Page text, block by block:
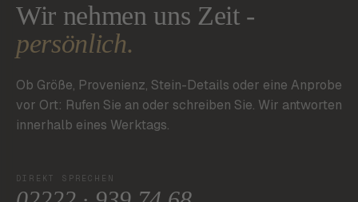
Wir nehmen uns Zeit -
persönlich.
Ob Größe, Provenienz, Stein-Details oder eine Anprobe
vor Ort: Rufen Sie an oder schreiben Sie. Wir antworten
innerhalb eines Werktags.
DIREKT SPRECHEN